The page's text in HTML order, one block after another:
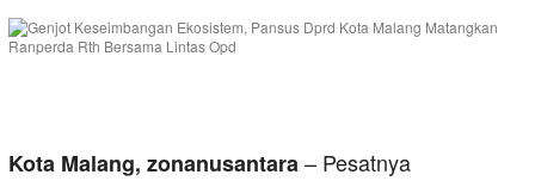
Kota Malang, zonanusantara– Pesatnya